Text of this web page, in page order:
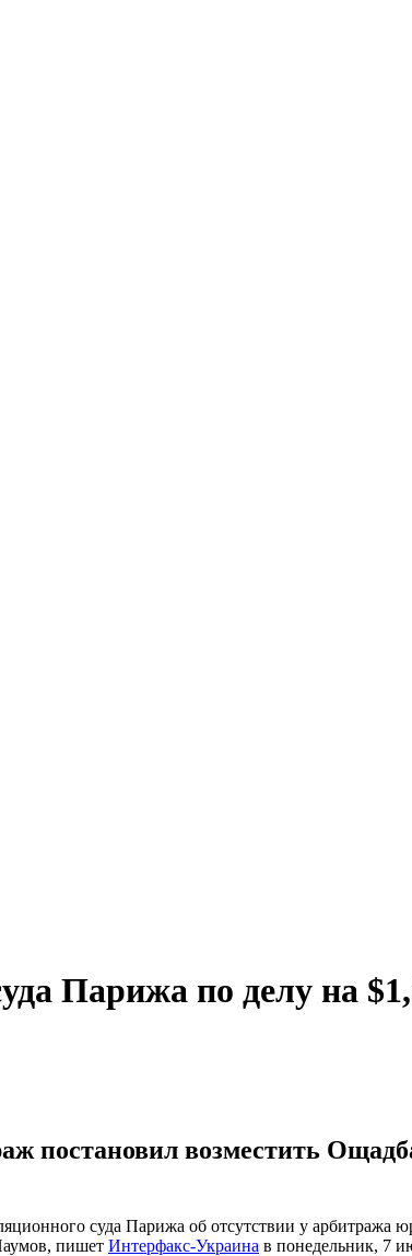
Парижа по делу на
постановил возместить
суда Парижа об отсутствии у арбитража
пишет Интерфакс-Украина в понедельник, 7